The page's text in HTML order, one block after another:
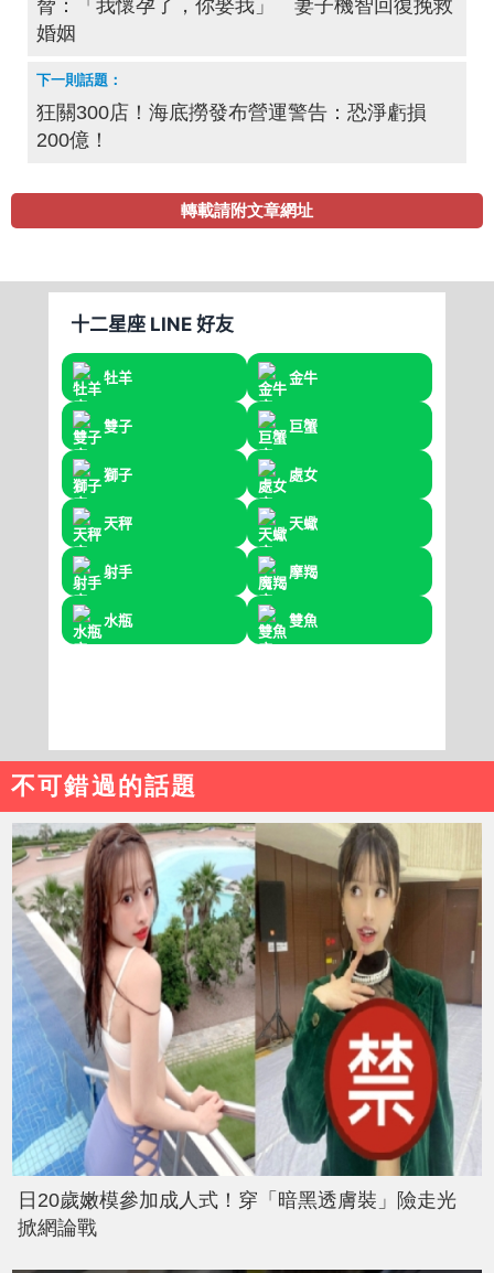
脅：「我懷孕了，你娶我」 妻子機智回復挽救
婚姻
狂關300店！海底撈發布營運警告：恐淨虧損
200億！
轉載請附文章網址
不可錯過的話題
日20歲嫩模參加成人式！穿「暗黑透膚裝」險走光
掀網論戰